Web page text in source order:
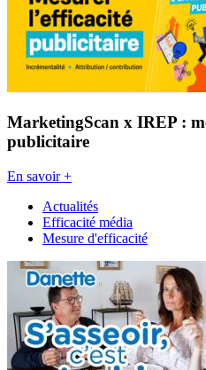
MarketingScan x IREP :
publicitaire
En savoir +
Actualités
Efficacité média
Mesure d'efficacité